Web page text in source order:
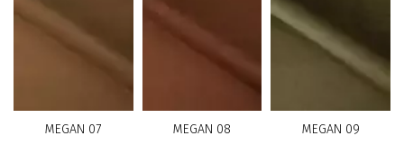
MEGAN 07 MEGAN 08 MEGAN 09